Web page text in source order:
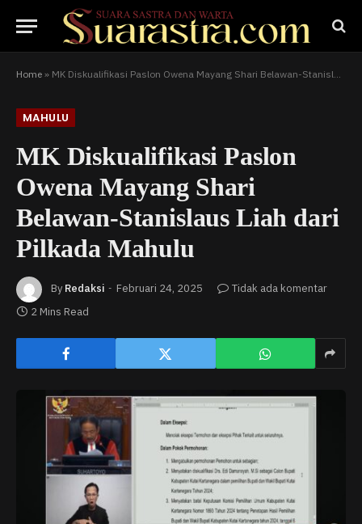
Home » MK Diskualifikasi Paslon Owena Mayang Shari Belawan-Stanislaus Liah dari Pilkada Mahulu
MAHULU
MK Diskualifikasi Paslon
Owena Mayang Shari
Belawan-Stanislaus Liah dari
Pilkada Mahulu
By Redaksi Februari 24, 2025
Tidak ada komentar
2 Mins Read